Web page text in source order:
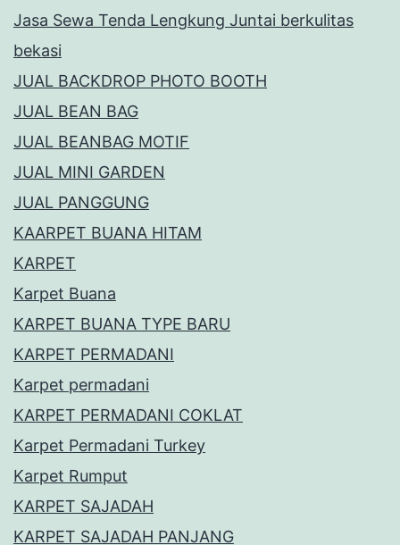
Jasa Sewa Tenda Lengkung Juntai berkulitas
bekasi
JUAL BACKDROP PHOTO BOOTH
JUAL BEAN BAG
JUAL BEANBAG MOTIF
JUAL MINI GARDEN
JUAL PANGGUNG
KAARPET BUANA HITAM
KARPET
Karpet Buana
KARPET BUANA TYPE BARU
KARPET PERMADANI
Karpet permadani
KARPET PERMADANI COKLAT
Karpet Permadani Turkey
Karpet Rumput
KARPET SAJADAH
KARPET SAJADAH PANJANG